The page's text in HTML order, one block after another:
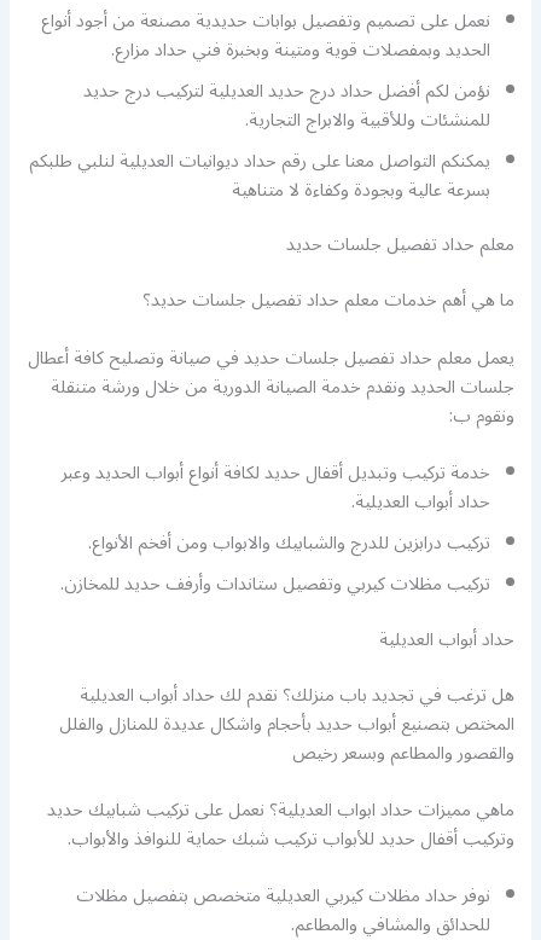
نعمل على تصميم وتفصيل بوابات حديدية مصنعة من أجود أنواع
الحديد وبمفصلات قوية ومتينة وبخبرة فني حداد مزارع.
نؤمن لكم أفضل حداد درج حديد العديلية لتركيب درج حديد
للمنشئات وللأقبية والابراج التجارية.
يمكنكم التواصل معنا على رقم حداد ديوانيات العديلية لنلبي طلبكم
بسرعة عالية وبجودة وكفاءة لا متناهية
معلم حداد تفصيل جلسات حديد
ما هي أهم خدمات معلم حداد تفصيل جلسات حديد؟
يعمل معلم حداد تفصيل جلسات حديد في صيانة وتصليح كافة أعطال
جلسات الحديد ونقدم خدمة الصيانة الدورية من خلال ورشة متنقلة
ونقوم ب:
خدمة تركيب وتبديل أقفال حديد لكافة أنواع أبواب الحديد وعبر
حداد أبواب العديلية.
تركيب درابزين للدرج والشبابيك والابواب ومن أفخم الأنواع.
تركيب مظلات كيربي وتفصيل ستاندات وأرفف حديد للمخازن.
حداد أبواب العديلية
هل ترغب في تجديد باب منزلك؟ نقدم لك حداد أبواب العديلية
المختص بتصنيع أبواب حديد بأحجام واشكال عديدة للمنازل والفلل
والقصور والمطاعم وبسعر رخيص
ماهي مميزات حداد ابواب العديلية؟ نعمل على تركيب شبابيك حديد
وتركيب أقفال حديد للأبواب تركيب شبك حماية للنوافذ والأبواب.
نوفر حداد مظلات كيربي العديلية متخصص بتفصيل مظلات
للحدائق والمشافي والمطاعم.